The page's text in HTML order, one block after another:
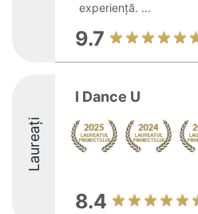
experiență. ...
9.7
Laureați
I Dance U
8.4